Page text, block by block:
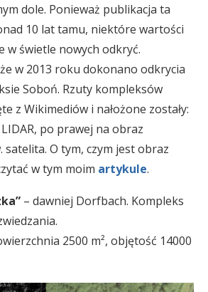
dole. Ponieważ publikacja ta
10 lat tamu, niektóre wartości
w świetle nowych odkryć.
w 2013 roku dokonano odkrycia
Soboń. Rzuty kompleksów
z Wikimediów i nałożone zostały:
po prawej na obraz
O tym, czym jest obraz
w tym moim artykule.
– dawniej Dorfbach. Kompleks
2500 m², objętość 14000